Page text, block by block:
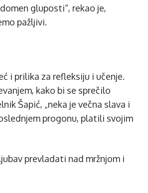
gluposti“, rekao je,
pažljivi.
i prilika za refleksiju i učenje.
kako bi se sprečilo
Šapić, „neka je večna slava i
progonu, platili svojim
prevladati nad mržnjom i